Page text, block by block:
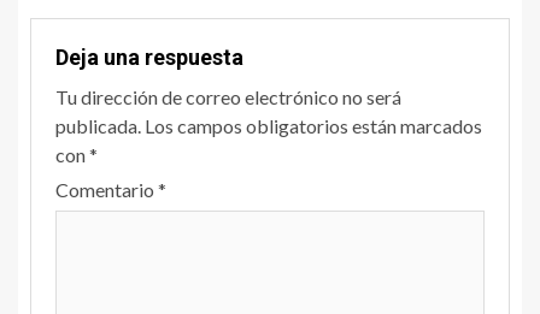
Deja una respuesta
Tu dirección de correo electrónico no será
publicada. Los campos obligatorios están marcados
con*
Comentario *